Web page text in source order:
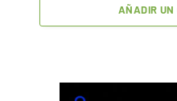
AÑADIR UN